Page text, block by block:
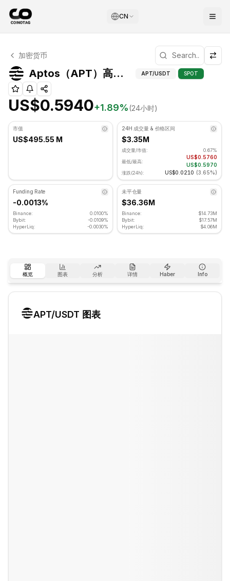
CN
Aptos 技术分析
Aptos 目前交易价格为 US$0.5940. RSI 指标为 48.75 处
加密货币
Aptos（APT）高级指标 Aptos（APT）高
APT/USDT SPOT
US$0.5940+1.89%(24小时)
市值
US$495.55 M
24H 成交量 & 价格区间
$3.35M
成交量/市值:
0.67%
最低/最高:
US$0.5760
US$0.5970
涨跌(24h): US$0.0210 (3.65%)
Funding Rate
-0.0013%
Binance:
0.0100%
Bybit:
-0.0109%
HyperLiq:
-0.0030%
未平仓量
$36.36M
Binance:
$14.73M
Bybit:
$17.57M
HyperLiq:
$4.06M
概览 图表 分析 详情 Haber Info
APT/USDT 图表